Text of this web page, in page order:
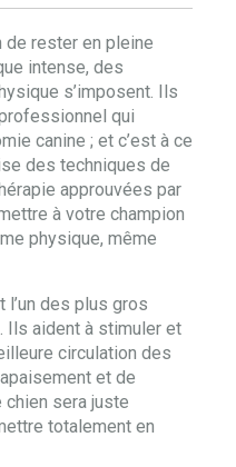
de rester en pleine
intense, des
s’imposent. Ils
qui
canine ; et c’est à ce
des techniques de
approuvées par
à votre champion
physique, même
l’un des plus gros
Ils aident à stimuler et
circulation des
et de
sera juste
totalement en